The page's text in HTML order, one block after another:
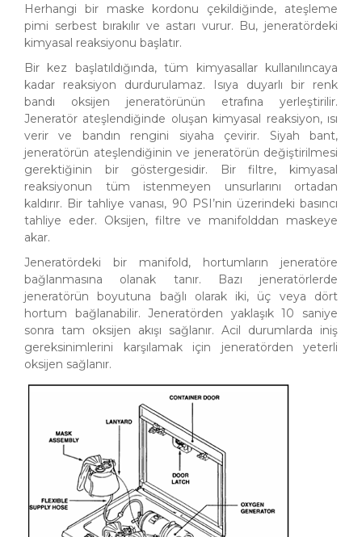
Herhangi bir maske kordonu çekildiğinde, ateşleme
pimi serbest bırakılır ve astarı vurur. Bu, jeneratördeki
kimyasal reaksiyonu başlatır.
Bir kez başlatıldığında, tüm kimyasallar kullanılıncaya
kadar reaksiyon durdurulamaz. Isıya duyarlı bir renk
bandı oksijen jeneratörünün etrafına yerleştirilir.
Jeneratör ateşlendiğinde oluşan kimyasal reaksiyon, ısı
verir ve bandın rengini siyaha çevirir. Siyah bant,
jeneratörün ateşlendiğinin ve jeneratörün değiştirilmesi
gerektiğinin bir göstergesidir. Bir filtre, kimyasal
reaksiyonun tüm istenmeyen unsurlarını ortadan
kaldırır. Bir tahliye vanası, 90 PSI’nin üzerindeki basıncı
tahliye eder. Oksijen, filtre ve manifolddan maskeye
akar.
Jeneratördeki bir manifold, hortumların jeneratöre
bağlanmasına olanak tanır. Bazı jeneratörlerde
jeneratörün boyutuna bağlı olarak iki, üç veya dört
hortum bağlanabilir. Jeneratörden yaklaşık 10 saniye
sonra tam oksijen akışı sağlanır. Acil durumlarda iniş
gereksinimlerini karşılamak için jeneratörden yeterli
oksijen sağlanır.